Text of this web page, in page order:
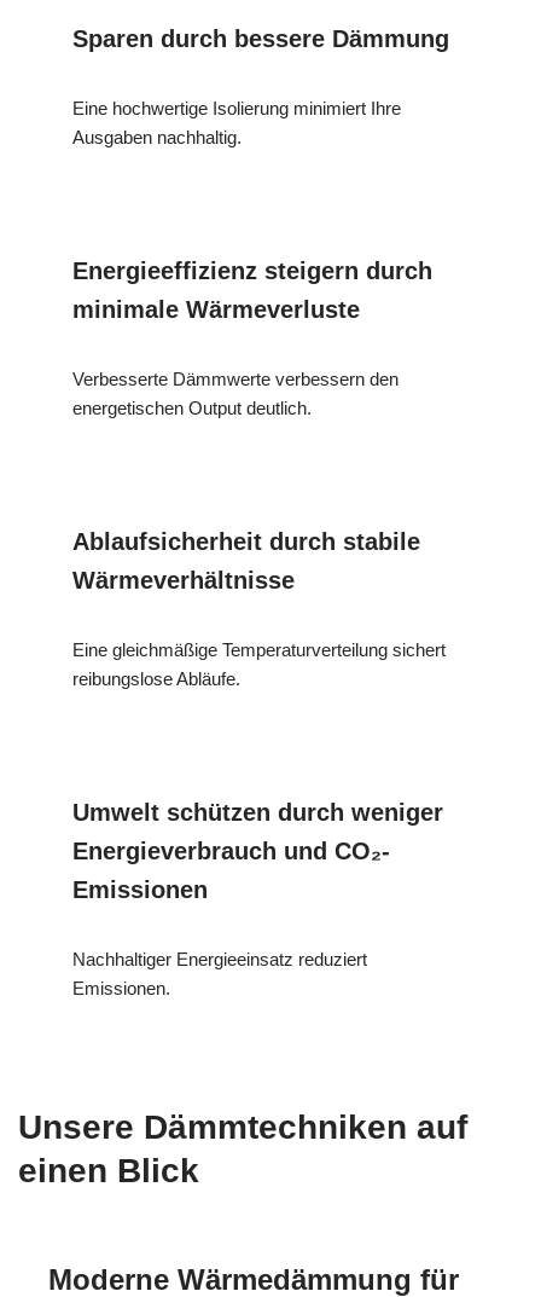
Sparen durch bessere Dämmung
Eine hochwertige Isolierung minimiert Ihre
Ausgaben nachhaltig.
Energieeffizienz steigern durch
minimale Wärmeverluste
Verbesserte Dämmwerte verbessern den
energetischen Output deutlich.
Ablaufsicherheit durch stabile
Wärmeverhältnisse
Eine gleichmäßige Temperaturverteilung sichert
reibungslose Abläufe.
Umwelt schützen durch weniger
Energieverbrauch und CO₂-
Emissionen
Nachhaltiger Energieeinsatz reduziert
Emissionen.
Unsere Dämmtechniken auf
einen Blick
Moderne Wärmedämmung für